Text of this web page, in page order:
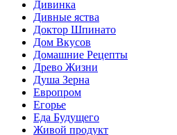
Дивинка
Дивные яства
Доктор Шпинато
Дом Вкусов
Домашние Рецепты
Древо Жизни
Душа Зерна
Европром
Егорье
Еда Будущего
Живой продукт